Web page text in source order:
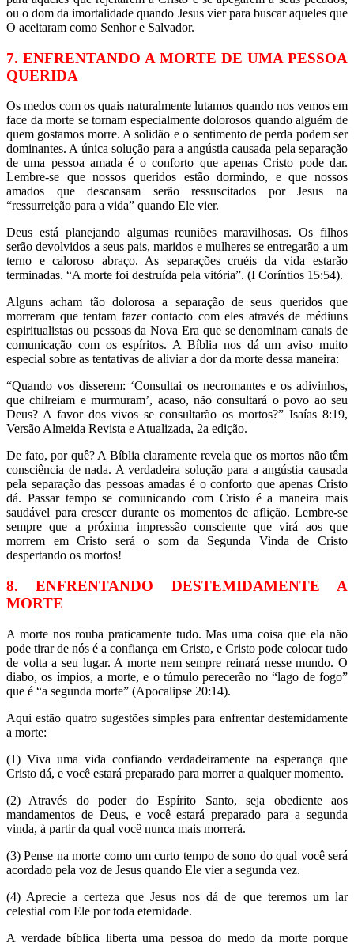
ou o dom da imortalidade quando Jesus vier para buscar aqueles que
O aceitaram como Senhor e Salvador.
7. ENFRENTANDO A MORTE DE UMA PESSOA
QUERIDA
Os medos com os quais naturalmente lutamos quando nos vemos em
face da morte se tornam especialmente dolorosos quando alguém de
quem gostamos morre. A solidão e o sentimento de perda podem ser
dominantes. A única solução para a angústia causada pela separação
de uma pessoa amada é o conforto que apenas Cristo pode dar.
Lembre-se que nossos queridos estão dormindo, e que nossos
amados que descansam serão ressuscitados por Jesus na
“ressurreição para a vida” quando Ele vier.
Deus está planejando algumas reuniões maravilhosas. Os filhos
serão devolvidos a seus pais, maridos e mulheres se entregarão a um
terno e caloroso abraço. As separações cruéis da vida estarão
terminadas. “A morte foi destruída pela vitória”. (I Coríntios 15:54).
Alguns acham tão dolorosa a separação de seus queridos que
morreram que tentam fazer contacto com eles através de médiuns
espiritualistas ou pessoas da Nova Era que se denominam canais de
comunicação com os espíritos. A Bíblia nos dá um aviso muito
especial sobre as tentativas de aliviar a dor da morte dessa maneira:
“Quando vos disserem: ‘Consultai os necromantes e os adivinhos,
que chilreiam e murmuram’, acaso, não consultará o povo ao seu
Deus? A favor dos vivos se consultarão os mortos?” Isaías 8:19,
Versão Almeida Revista e Atualizada, 2a edição.
De fato, por quê? A Bíblia claramente revela que os mortos não têm
consciência de nada. A verdadeira solução para a angústia causada
pela separação das pessoas amadas é o conforto que apenas Cristo
dá. Passar tempo se comunicando com Cristo é a maneira mais
saudável para crescer durante os momentos de aflição. Lembre-se
sempre que a próxima impressão consciente que virá aos que
morrem em Cristo será o som da Segunda Vinda de Cristo
despertando os mortos!
8. ENFRENTANDO DESTEMIDAMENTE A
MORTE
A morte nos rouba praticamente tudo. Mas uma coisa que ela não
pode tirar de nós é a confiança em Cristo, e Cristo pode colocar tudo
de volta a seu lugar. A morte nem sempre reinará nesse mundo. O
diabo, os ímpios, a morte, e o túmulo perecerão no “lago de fogo”
que é “a segunda morte” (Apocalipse 20:14).
Aqui estão quatro sugestões simples para enfrentar destemidamente
a morte:
(1) Viva uma vida confiando verdadeiramente na esperança que
Cristo dá, e você estará preparado para morrer a qualquer momento.
(2) Através do poder do Espírito Santo, seja obediente aos
mandamentos de Deus, e você estará preparado para a segunda
vinda, à partir da qual você nunca mais morrerá.
(3) Pense na morte como um curto tempo de sono do qual você será
acordado pela voz de Jesus quando Ele vier a segunda vez.
(4) Aprecie a certeza que Jesus nos dá de que teremos um lar
celestial com Ele por toda eternidade.
A verdade bíblica liberta uma pessoa do medo da morte porque